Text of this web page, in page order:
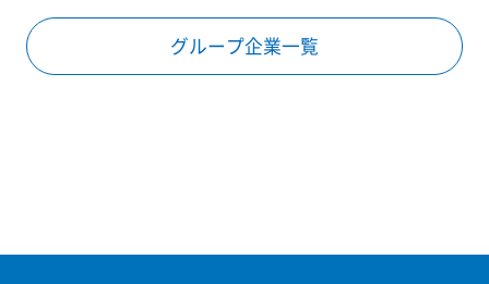
グループ企業一覧